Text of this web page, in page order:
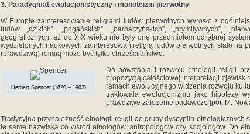
3. Paradygmat ewolucjonistyczny i monoteizm pierwotny
W Europie zainteresowanie religiami ludów pierwotnych wyrosło z
ludów „dzikich”, „pogańskich”, „barbarzyńskich”, „prymitywnych”,
geograficznych, aż do XIX wieku nie były one przedmiotem odrębnej
wydzielonych naukowych zainteresowań religią ludów pierwotnych stało na
(prawdziwą) religią może być tylko chrześcijaństwo.
Herbert Spencer (1820 – 1903)
Do powstania i rozwoju etnologii religii
propozycją całościowej interpretacji
ramach ewolucyjnego widzenia rozwoju
traktowała ewolucjonizmu jako hipotezy
prawdziwe założenie badawcze [por. M.
Tradycyjna przynależność etnologii religii do grupy dyscyplin etnologicznych
te same nazwiska co wśród etnologów, antropologów czy socjologów. Do